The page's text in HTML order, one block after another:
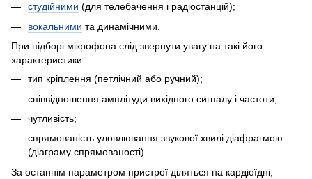
студійними (для телебачення і радіостанцій);
вокальними та динамічними.
При підборі мікрофона слід звернути увагу на такі його
характеристики:
тип кріплення (петлічний або ручний);
співвідношення амплітуди вихідного сигналу і частоти;
чутливість;
спрямованість уловлювання звукової хвилі діафрагмою
(діаграму спрямованості).
За останнім параметром пристрої діляться на кардіоїдні,